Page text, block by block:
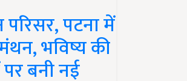
पटना में
भविष्य की
बनी नई